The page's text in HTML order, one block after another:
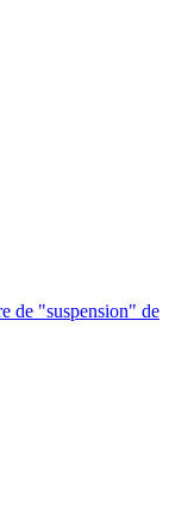
de "suspension" de